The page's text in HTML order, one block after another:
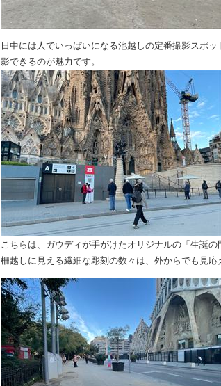
日中には人でいっぱいになる池越しの定番撮影スポ
影できるのが魅力です。
こちらは、ガウディが手がけたオリジナルの「生誕の
柵越しに見える繊細な彫刻の数々は、外からでも見応